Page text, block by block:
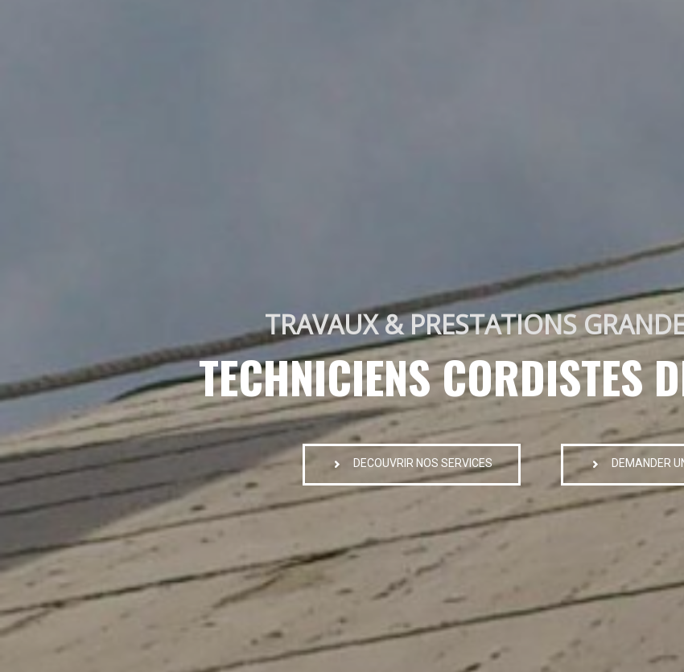
TRAVAUX & PRESTATIONS
TECHNICIENS CORDISTES
DECOUVRIR NOS SERVICES DEMANDER